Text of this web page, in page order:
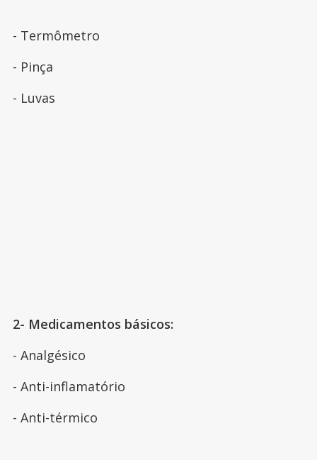
- Termômetro
- Pinça
- Luvas
2- Medicamentos básicos:
- Analgésico
- Anti-inflamatório
- Anti-térmico